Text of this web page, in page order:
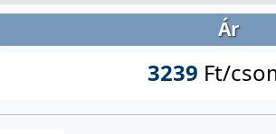
Ár
3239 Ft/